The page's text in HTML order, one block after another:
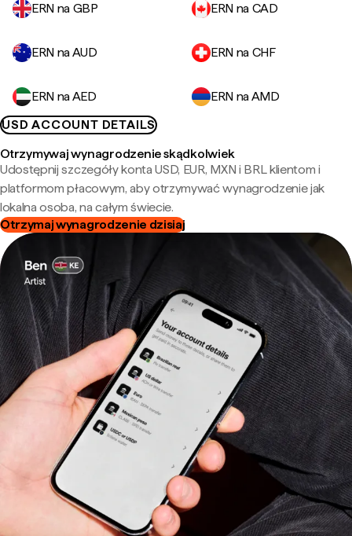
ERN na GBP ERN na CAD
ERN na AUD ERN na CHF
ERN na AED
ERN na AMD
USD ACCOUNT DETAILS
Otrzymywaj wynagrodzenie skądkolwiek
Udostępnij szczegóły konta USD, EUR, MXN i BRL klientom i
platformom płacowym, aby otrzymywać wynagrodzenie jak
lokalna osoba, na całym świecie.
Otrzymaj wynagrodzenie dzisiaj